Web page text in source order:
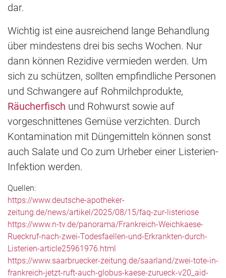
dar.
Wichtig ist eine ausreichend lange Behandlung
über mindestens drei bis sechs Wochen. Nur
dann können Rezidive vermieden werden. Um
sich zu schützen, sollten empfindliche Personen
und Schwangere auf Rohmilchprodukte,
Räucherfisch und Rohwurst sowie auf
vorgeschnittenes Gemüse verzichten. Durch
Kontamination mit Düngemitteln können sonst
auch Salate und Co zum Urheber einer Listerien-
Infektion werden.
Quellen:
https://www.deutsche-apotheker-
zeitung.de/news/artikel/2025/08/15/faq-zur-listeriose
https://www.n-tv.de/panorama/Frankreich-Weichkaese-
Rueckruf-nach-zwei-Todesfaellen-und-Erkrankten-durch-
Listerien-article25961976.html
https://www.saarbruecker-zeitung.de/saarland/zwei-tote-in-
frankreich-jetzt-ruft-auch-globus-kaese-zurueck-v20_aid-